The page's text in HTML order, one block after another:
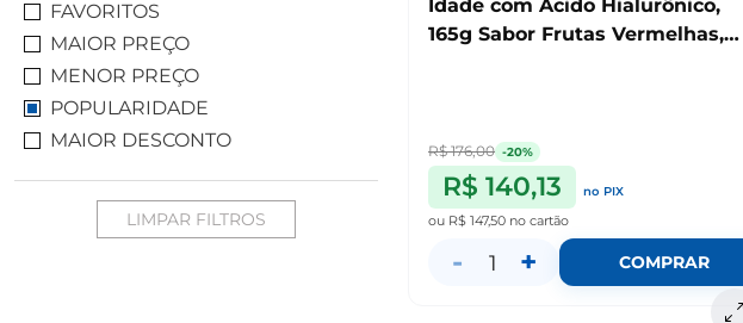
FAVORITOS
MAIOR PREÇO
MENOR PREÇO
POPULARIDADE
MAIOR DESCONTO
LIMPAR FILTROS
Idade com Ácido Hialurônico,
165g Sabor Frutas Vermelhas,
R$ 176,00 -20%
R$ 140,13
no PIX
ou R$ 147,50 no cartão
- 1 + COMPRAR